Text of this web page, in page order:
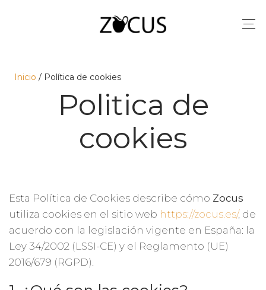
Inicio / Política de cookies
Politica de
cookies
Esta Política de Cookies describe cómo Zocus
utiliza cookies en el sitio web https://zocus.es/, de
acuerdo con la legislación vigente en España: la
Ley 34/2002 (LSSI-CE) y el Reglamento (UE)
2016/679 (RGPD).